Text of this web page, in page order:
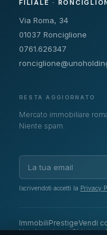
FILIALE ·
Via Roma, 34
01037 Ronciglione
0761.626347
RESTA AGGIORNATO
Mercato immobiliare
Niente spam.
Iscrivendoti accetti la Privacy
ImmobiliPrestigeVendi
Venduto da noiChi siamo